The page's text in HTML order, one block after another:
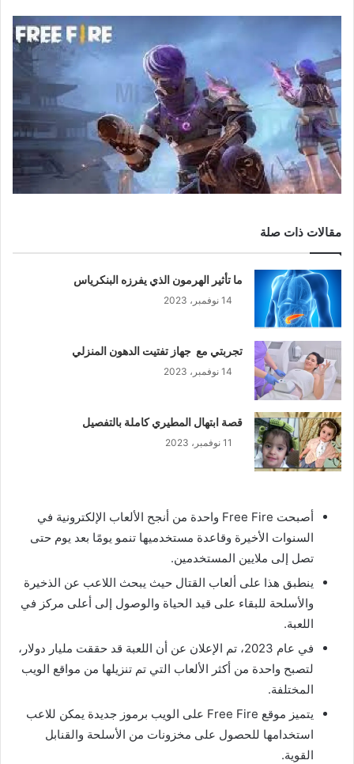
مقالات ذات صلة
ما تأثير الهرمون الذي يفرزه البنكرياس
14 نوفمبر، 2023
تجربتي مع جهاز تفتيت الدهون المنزلي
14 نوفمبر، 2023
قصة ابتهال المطيري كاملة بالتفصيل
11 نوفمبر، 2023
أصبحت Free Fire واحدة من أنجح الألعاب الإلكترونية في
السنوات الأخيرة وقاعدة مستخدميها تنمو يومًا بعد يوم حتى
تصل إلى ملايين المستخدمين.
ينطبق هذا على ألعاب القتال حيث يبحث اللاعب عن الذخيرة
والأسلحة للبقاء على قيد الحياة والوصول إلى أعلى مركز في
اللعبة.
في عام 2023، تم الإعلان عن أن اللعبة قد حققت مليار دولار،
لتصبح واحدة من أكثر الألعاب التي تم تنزيلها من مواقع الويب
المختلفة.
يتميز موقع Free Fire على الويب برموز جديدة يمكن للاعب
استخدامها للحصول على مخزونات من الأسلحة والقنابل
القوية.